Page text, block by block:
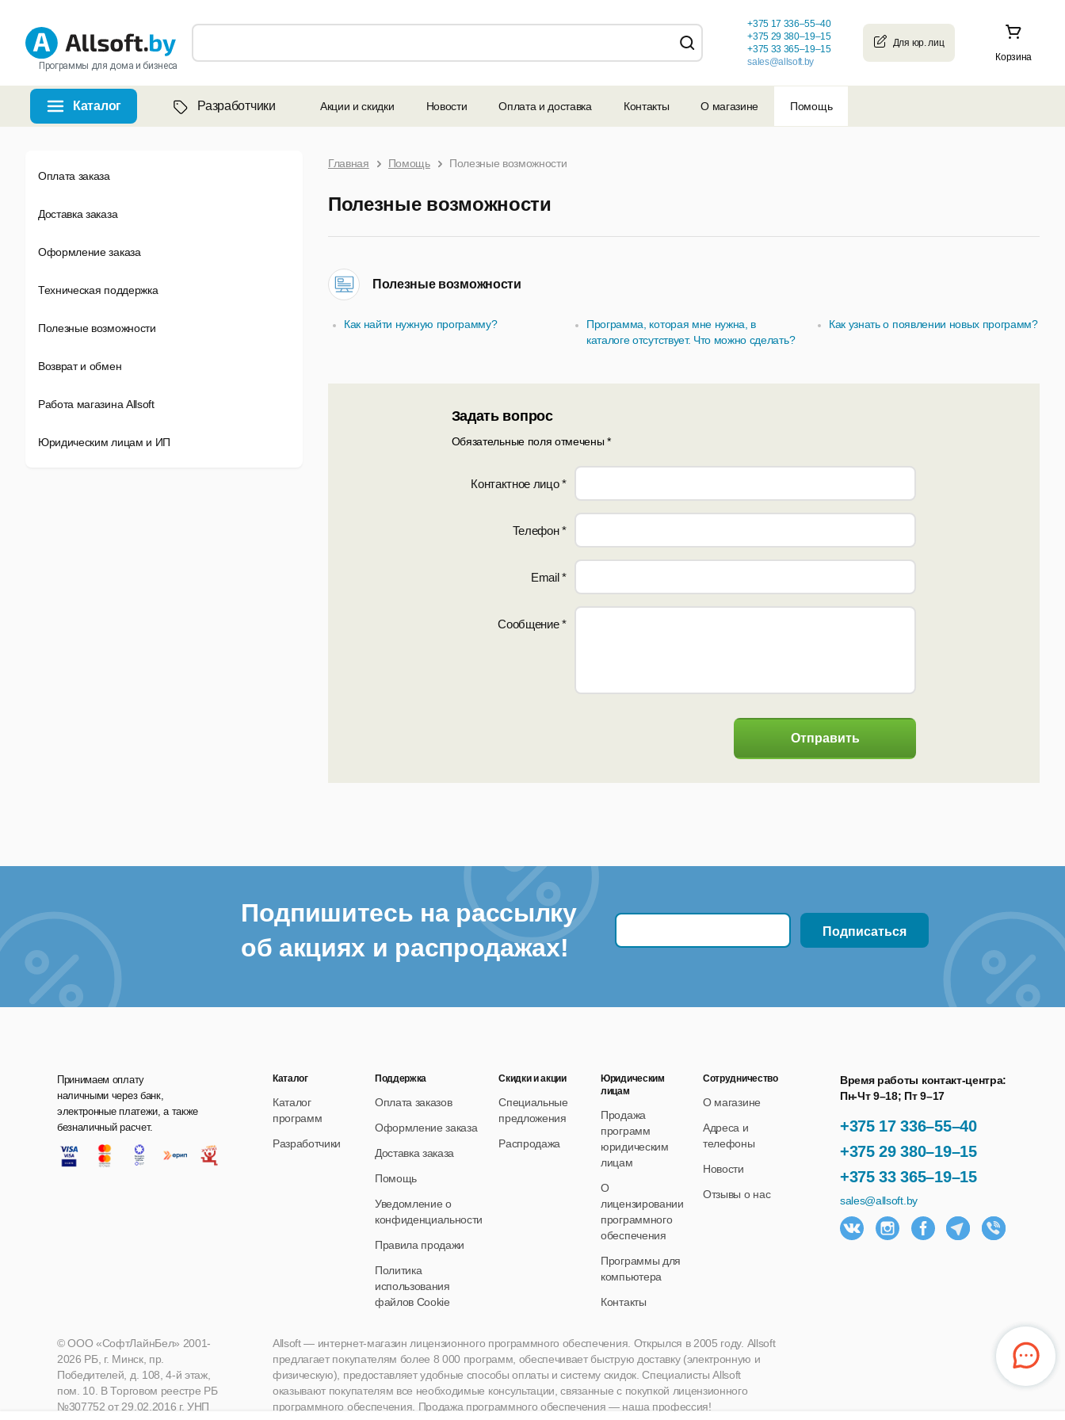
Программы для дома и бизнеса
Корзина
+375 17 336–55–40
+375 29 380–19–15
+375 33 365–19–15
sales@allsoft.by
Каталог Разработчики Акции и скидки Новости Оплата и доставка Контакты О магазине Помощь
Главная Помощь Полезные возможности
Полезные возможности
Как найти нужную программу?
Программа, которая мне нужна, в
каталоге отсутствует. Что можно сделать?
Как узнать о появлении новых программ?
Полезные возможности
Задать вопрос
Обязательные поля отмечены *
Контактное лицо *
Телефон *
Email *
Сообщение *
Оплата заказа
Доставка заказа
Оформление заказа
Техническая поддержка
Полезные возможности
Возврат и обмен
Работа магазина Allsoft
Юридическим лицам и ИП
Подпишитесь на рассылку
об акциях и распродажах!
Принимаем оплату
наличными через банк,
электронные платежи, а также
безналичный расчет.
+375 17 336–55–40
+375 29 380–19–15
+375 33 365–19–15
Время работы контакт-центра:
Пн-Чт 9–18; Пт 9–17
sales@allsoft.by
Каталог
Каталог
программ
Разработчики
Поддержка
Оплата заказов
Оформление заказа
Доставка заказа
Помощь
Уведомление о
конфиденциальности
Правила продажи
Политика
использования
файлов Cookie
Скидки и акции
Специальные
предложения
Распродажа
Юридическим
лицам
Продажа
программ
юридическим
лицам
О
лицензировании
программного
обеспечения
Программы для
компьютера
Контакты
Сотрудничество
О магазине
Адреса и
телефоны
Новости
Отзывы о нас
Allsoft — интернет-магазин лицензионного программного обеспечения. Открылся в 2005 году. Allsoft
предлагает покупателям более 8 000 программ, обеспечивает быструю доставку (электронную и
физическую), предоставляет удобные способы оплаты и систему скидок. Специалисты Allsoft
оказывают покупателям все необходимые консультации, связанные с покупкой лицензионного
программного обеспечения. Продажа программного обеспечения — наша профессия!
© ООО «СофтЛайнБел» 2001-
2026 РБ, г. Минск, пр.
Победителей, д. 108, 4-й этаж,
пом. 10. В Торговом реестре РБ
№307752 от 29.02.2016 г. УНП